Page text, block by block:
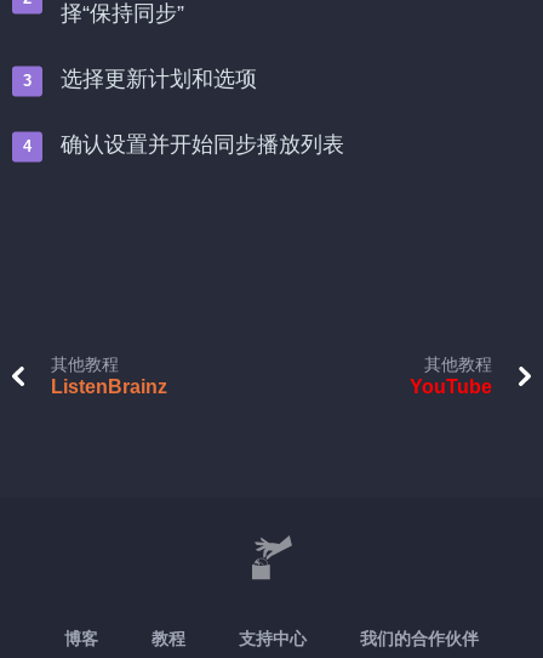
择“保持同步”
选择更新计划和选项
确认设置并开始同步播放列表
其他教程
ListenBrainz
其他教程
YouTube
博客 教程 支持中心 我们的合作伙伴